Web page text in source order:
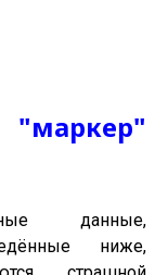
"маркер"
данные,
ниже,